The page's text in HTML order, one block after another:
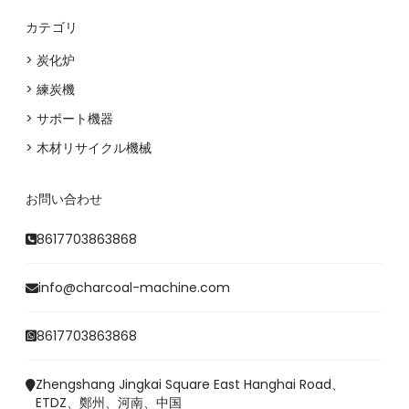
カテゴリ
> 炭化炉
> 練炭機
> サポート機器
> 木材リサイクル機械
お問い合わせ
8617703863868
info@charcoal-machine.com
8617703863868
Zhengshang Jingkai Square East Hanghai Road、
ETDZ、鄭州、河南、中国